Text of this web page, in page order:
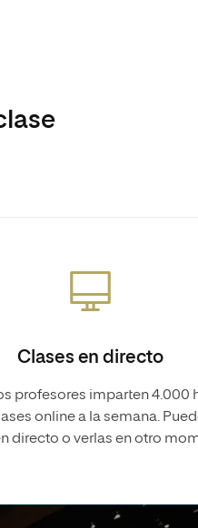
Clases en directo
profesores imparten 4.000
online a la semana.
directo o verlas en otro